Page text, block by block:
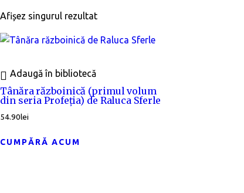
Afișez singurul rezultat
Adaugă în bibliotecă
Tânăra războinică (primul volum
din seria Profeția) de Raluca Sferle
54.90lei
CUMPĂRĂ ACUM